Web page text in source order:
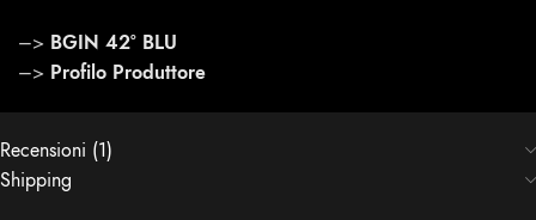
–> BGIN 42° BLU
–> Profilo Produttore
Recensioni (1)
Shipping